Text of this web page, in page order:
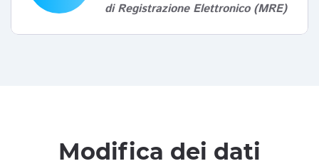
di Registrazione Elettronico (MRE)
Modifica dei dati